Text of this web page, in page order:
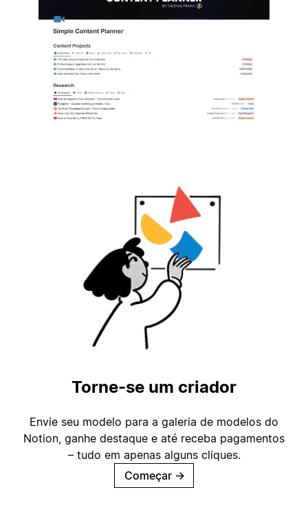
Torne-se um criador
Envie seu modelo para a galeria de modelos do
Notion, ganhe destaque e até receba pagamentos
– tudo em apenas alguns cliques.
Começar →